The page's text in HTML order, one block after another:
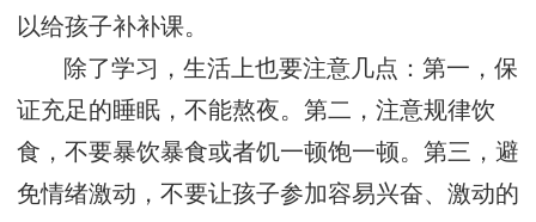
以给孩子补补课。
除了学习，生活上也要注意几点：第一，保
证充足的睡眠，不能熬夜。第二，注意规律饮
食，不要暴饮暴食或者饥一顿饱一顿。第三，避
免情绪激动，不要让孩子参加容易兴奋、激动的